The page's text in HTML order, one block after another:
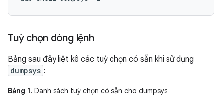
Tuỳ chọn dòng lệnh
Bảng sau đây liệt kê các tuỳ chọn có sẵn khi sử dụng
dumpsys :
Bảng 1. Danh sách tuỳ chọn có sẵn cho dumpsys